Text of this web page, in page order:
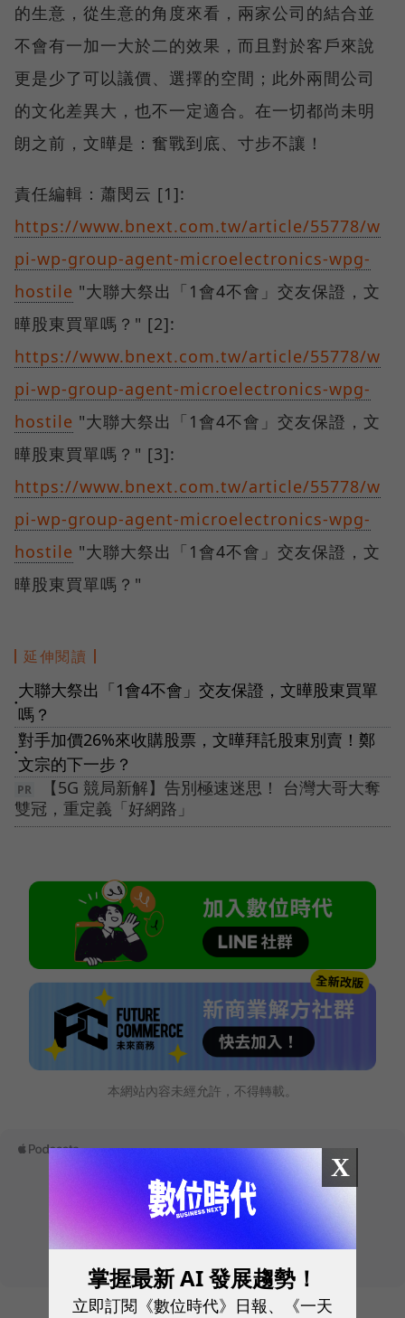
的生意，從生意的角度來看，兩家公司的結合並
不會有一加一大於二的效果，而且對於客戶來說
更是少了可以議價、選擇的空間；此外兩間公司
的文化差異大，也不一定適合。在一切都尚未明
朗之前，文曄是：奮戰到底、寸步不讓！
責任編輯：蕭閔云 [1]:
https://www.bnext.com.tw/article/55778/w
pi-wp-group-agent-microelectronics-wpg-
hostile "大聯大祭出「1會4不會」交友保證，文
曄股東買單嗎？" [2]:
https://www.bnext.com.tw/article/55778/w
pi-wp-group-agent-microelectronics-wpg-
hostile "大聯大祭出「1會4不會」交友保證，文
曄股東買單嗎？" [3]:
https://www.bnext.com.tw/article/55778/w
pi-wp-group-agent-microelectronics-wpg-
hostile "大聯大祭出「1會4不會」交友保證，文
曄股東買單嗎？"
延伸閱讀
●
大聯大祭出「1會4不會」交友保證，文曄股東買單
嗎？
●
對手加價26%來收購股票，文曄拜託股東別賣！鄭
文宗的下一步？
【5G 競局新解】告別極速迷思！ 台灣大哥大奪
雙冠，重定義「好網路」
本網站內容未經允許，不得轉載。
X
掌握最新 AI 發展趨勢！
立即訂閱《數位時代》日報、《一天